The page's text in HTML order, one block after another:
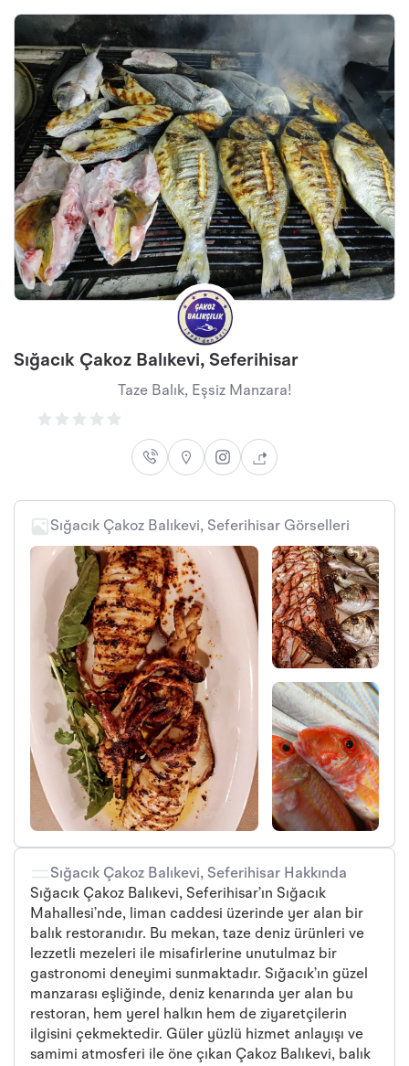
Sığacık Çakoz Balıkevi, Seferihisar
Taze Balık, Eşsiz Manzara!
Sığacık Çakoz Balıkevi, Seferihisar Görselleri
Sığacık Çakoz Balıkevi, Seferihisar Hakkında
Sığacık Çakoz Balıkevi, Seferihisar’ın Sığacık
Mahallesi’nde, liman caddesi üzerinde yer alan bir
balık restoranıdır. Bu mekan, taze deniz ürünleri ve
lezzetli mezeleri ile misafirlerine unutulmaz bir
gastronomi deneyimi sunmaktadır. Sığacık’ın güzel
manzarası eşliğinde, deniz kenarında yer alan bu
restoran, hem yerel halkın hem de ziyaretçilerin
ilgisini çekmektedir. Güler yüzlü hizmet anlayışı ve
samimi atmosferi ile öne çıkan Çakoz Balıkevi, balık